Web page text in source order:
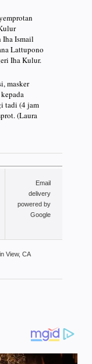
Iha Ismail
Lattupono
Iha Kulur.
masker
tadi (4 jam
(Laura
Email
delivery
powered by
Google
View, CA